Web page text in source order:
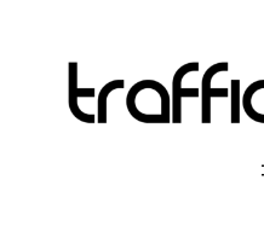
content